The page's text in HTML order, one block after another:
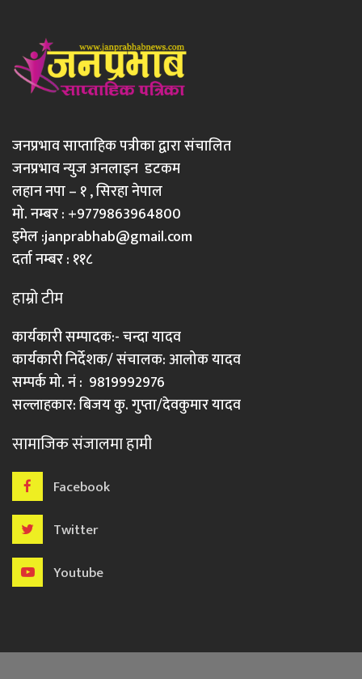
जनप्रभाव साप्ताहिक पत्रीका द्वारा संचालित
जनप्रभाव न्युज अनलाइन डटकम
लहान नपा – १ , सिरहा नेपाल
मो. नम्बर : +9779863964800
इमेल :janprabhab@gmail.com
दर्ता नम्बर : ११८
हाम्रो टीम
कार्यकारी सम्पादक:- चन्दा यादव
कार्यकारी निर्देशक/ संचालक: आलोक यादव
सम्पर्क मो. नं : 9819992976
सल्लाहकार: बिजय कु. गुप्ता/देवकुमार यादव
सामाजिक संजालमा हामी
Facebook
Twitter
Youtube